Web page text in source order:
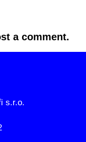
a comment.
s.r.o.